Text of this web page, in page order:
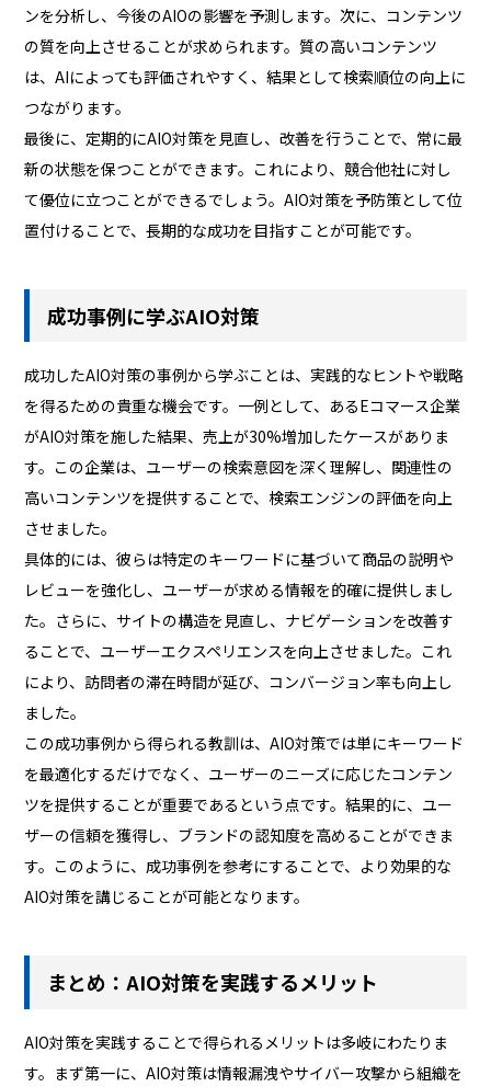
ンを分析し、今後のAIOの影響を予測します。次に、コンテンツ
の質を向上させることが求められます。質の高いコンテンツ
は、AIによっても評価されやすく、結果として検索順位の向上に
つながります。
最後に、定期的にAIO対策を見直し、改善を行うことで、常に最
新の状態を保つことができます。これにより、競合他社に対し
て優位に立つことができるでしょう。AIO対策を予防策として位
置付けることで、長期的な成功を目指すことが可能です。
成功事例に学ぶAIO対策
成功したAIO対策の事例から学ぶことは、実践的なヒントや戦略
を得るための貴重な機会です。一例として、あるEコマース企業
がAIO対策を施した結果、売上が30%増加したケースがありま
す。この企業は、ユーザーの検索意図を深く理解し、関連性の
高いコンテンツを提供することで、検索エンジンの評価を向上
させました。
具体的には、彼らは特定のキーワードに基づいて商品の説明や
レビューを強化し、ユーザーが求める情報を的確に提供しまし
た。さらに、サイトの構造を見直し、ナビゲーションを改善す
ることで、ユーザーエクスペリエンスを向上させました。これ
により、訪問者の滞在時間が延び、コンバージョン率も向上し
ました。
この成功事例から得られる教訓は、AIO対策では単にキーワード
を最適化するだけでなく、ユーザーのニーズに応じたコンテン
ツを提供することが重要であるという点です。結果的に、ユー
ザーの信頼を獲得し、ブランドの認知度を高めることができま
す。このように、成功事例を参考にすることで、より効果的な
AIO対策を講じることが可能となります。
まとめ：AIO対策を実践するメリット
AIO対策を実践することで得られるメリットは多岐にわたりま
す。まず第一に、AIO対策は情報漏洩やサイバー攻撃から組織を